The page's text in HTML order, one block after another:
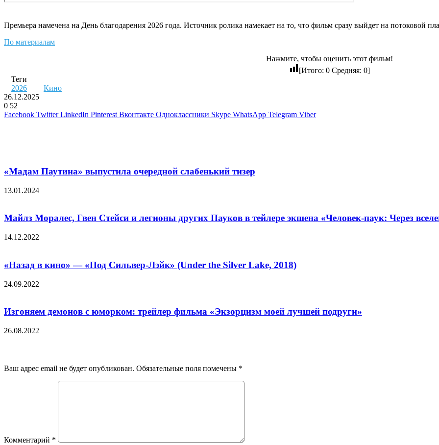
Премьера намечена на День благодарения 2026 года. Источник ролика намекает на то, что фильм сразу выйдет на потоковой
По материалам
Нажмите, чтобы оценить этот фильм!
[Итого: 0Средняя: 0]
Теги
2026
Кино
26.12.2025
0 52
Facebook Twitter LinkedIn Pinterest Вконтакте Одноклассники Skype WhatsApp Telegram Viber
«Мадам Паутина» выпустила очередной слабенький тизер
13.01.2024
Майлз Моралес, Гвен Стейси и легионы других Пауков в тейлере экшена «Человек-паук: Через
14.12.2022
«Назад в кино» — «Под Сильвер-Лэйк» (Under the Silver Lake, 2018)
24.09.2022
Изгоняем демонов с юморком: трейлер фильма «Экзорцизм моей лучшей подруги»
26.08.2022
Ваш адрес email не будет опубликован. Обязательные поля помечены *
Комментарий *